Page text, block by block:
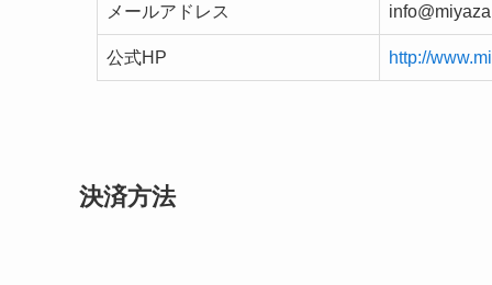
メールアドレス
公式HP http://
決済方法